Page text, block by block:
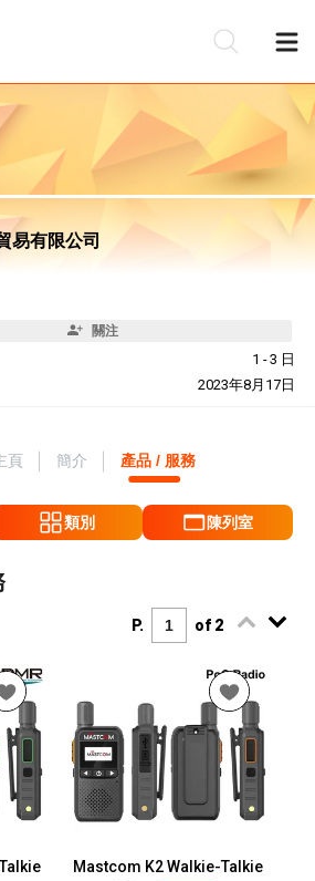
易有限公司
關注
1 - 3 日
2023年8月17日
頁 簡介 產品 / 服務
類別 陳列室
P. of 2
Mastcom K2 Walkie-Talkie